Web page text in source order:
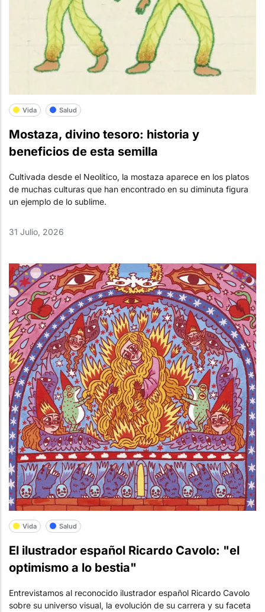
Vida Salud
Mostaza, divino tesoro: historia y
beneficios de esta semilla
Cultivada desde el Neolítico, la mostaza aparece en los platos
de muchas culturas que han encontrado en su diminuta figura
un ejemplo de lo sublime.
31 Julio, 2026
Vida Salud
El ilustrador español Ricardo Cavolo: "el
optimismo a lo bestia"
Entrevistamos al reconocido ilustrador español Ricardo Cavolo
sobre su universo visual, la evolución de su carrera y su faceta